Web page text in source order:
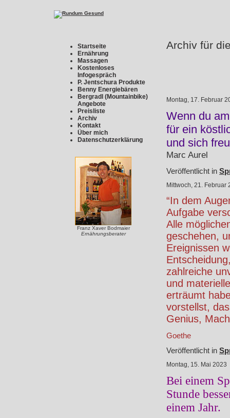
Startseite
Ernährung
Massagen
Kostenloses
Infogespräch
P. Jentschura Produkte
Benny Energiebären
Bergradl (Mountainbike)
Angebote
Preisliste
Archiv
Kontakt
Über mich
Datenschutzerklärung
Franz Xaver Bodmaier
Ernährungsberater
Archiv für
Montag, 17. Februar
Wenn du
für ein
und sich
Marc Aurel
Veröffentlicht in
Mittwoch, 21. Februar
“In dem
Aufgabe
Alle
geschehen,
Ereignissen
zahlreiche
und
erträumt
vorstellst,
Genius,
Goethe
Veröffentlicht in
Montag, 15. Mai 2023
Bei einem
Stunde
einem Jahr.